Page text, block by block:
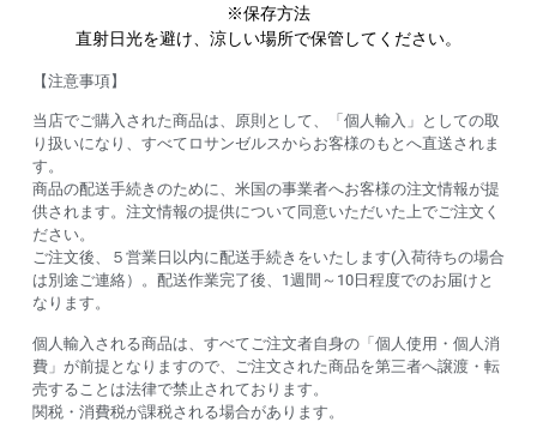
※保存方法
直射日光を避け、涼しい場所で保管してください。
【注意事項】
当店でご購入された商品は、原則として、「個人輸入」としての取
り扱いになり、すべてロサンゼルスからお客様のもとへ直送されま
す。
商品の配送手続きのために、米国の事業者へお客様の注文情報が提
供されます。注文情報の提供について同意いただいた上でご注文く
ださい。
ご注文後、５営業日以内に配送手続きをいたします(入荷待ちの場合
は別途ご連絡）。配送作業完了後、1週間～10日程度でのお届けと
なります。
個人輸入される商品は、すべてご注文者自身の「個人使用・個人消
費」が前提となりますので、ご注文された商品を第三者へ譲渡・転
売することは法律で禁止されております。
関税・消費税が課税される場合があります。